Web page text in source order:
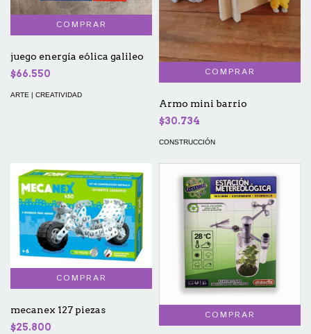
juego energía eólica galileo
$66.550
ARTE | CREATIVIDAD
Armo mini barrio
$30.734
CONSTRUCCIÓN
mecanex 127 piezas
$25.800